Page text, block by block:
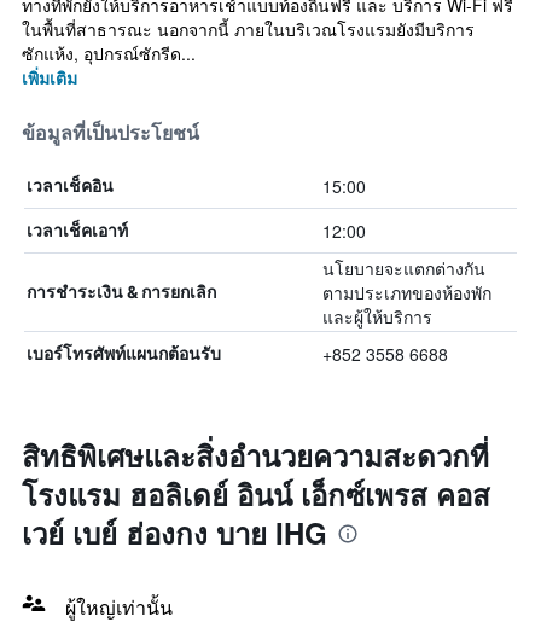
ทางที่พักยังให้บริการอาหารเช้าแบบท้องถิ่นฟรี และ บริการ Wi-Fi ฟรี
ในพื้นที่สาธารณะ นอกจากนี้ ภายในบริเวณโรงแรมยังมีบริการ
ซักแห้ง, อุปกรณ์ซักรีด...
เพิ่มเติม
ข้อมูลที่เป็นประโยชน์
เวลาเช็คอิน 15:00
เวลาเช็คเอาท์ 12:00
การชำระเงิน & การยกเลิก
นโยบายจะแตกต่างกัน
ตามประเภทของห้องพัก
และผู้ให้บริการ
เบอร์โทรศัพท์แผนกต้อนรับ +852 3558 6688
สิทธิพิเศษและสิ่งอำนวยความสะดวกที่
โรงแรม ฮอลิเดย์ อินน์ เอ็กซ์เพรส คอส
เวย์ เบย์ ฮ่องกง บาย IHG
ผู้ใหญ่เท่านั้น